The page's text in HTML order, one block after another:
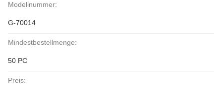
Modellnummer:
G-70014
Mindestbestellmenge:
50 PC
Preis: